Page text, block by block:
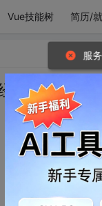
Vue技能树 简历/
凉了
服